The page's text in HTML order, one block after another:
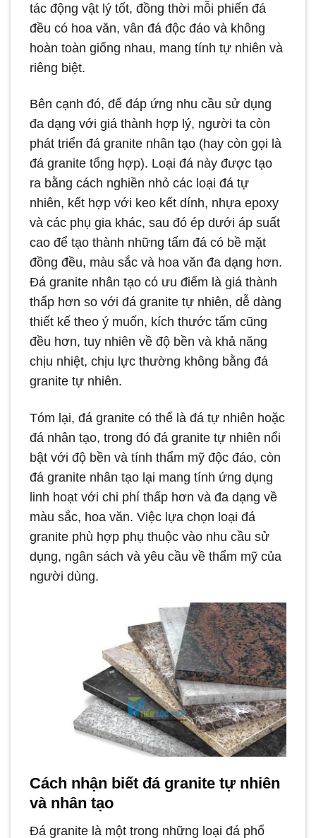
tác động vật lý tốt, đồng thời mỗi phiến đá
đều có hoa văn, vân đá độc đáo và không
hoàn toàn giống nhau, mang tính tự nhiên và
riêng biệt.
Bên cạnh đó, để đáp ứng nhu cầu sử dụng
đa dạng với giá thành hợp lý, người ta còn
phát triển đá granite nhân tạo (hay còn gọi là
đá granite tổng hợp). Loại đá này được tạo
ra bằng cách nghiền nhỏ các loại đá tự
nhiên, kết hợp với keo kết dính, nhựa epoxy
và các phụ gia khác, sau đó ép dưới áp suất
cao để tạo thành những tấm đá có bề mặt
đồng đều, màu sắc và hoa văn đa dạng hơn.
Đá granite nhân tạo có ưu điểm là giá thành
thấp hơn so với đá granite tự nhiên, dễ dàng
thiết kế theo ý muốn, kích thước tấm cũng
đều hơn, tuy nhiên về độ bền và khả năng
chịu nhiệt, chịu lực thường không bằng đá
granite tự nhiên.
Tóm lại, đá granite có thể là đá tự nhiên hoặc
đá nhân tạo, trong đó đá granite tự nhiên nổi
bật với độ bền và tính thẩm mỹ độc đáo, còn
đá granite nhân tạo lại mang tính ứng dụng
linh hoạt với chi phí thấp hơn và đa dạng về
màu sắc, hoa văn. Việc lựa chọn loại đá
granite phù hợp phụ thuộc vào nhu cầu sử
dụng, ngân sách và yêu cầu về thẩm mỹ của
người dùng.
Cách nhận biết đá granite tự nhiên
và nhân tạo
Đá granite là một trong những loại đá phổ